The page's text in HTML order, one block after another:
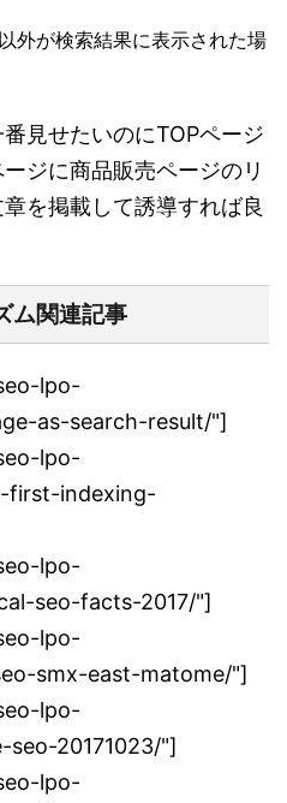
外が検索結果に表示された場
見せたいのにTOPページ
ジに商品販売ページのリ
を掲載して誘導すれば良
ム関連記事
lpo-
as-search-result/"]
lpo-
first-indexing-
lpo-
seo-facts-2017/"]
lpo-
smx-east-matome/"]
lpo-
20171023/"]
lpo-